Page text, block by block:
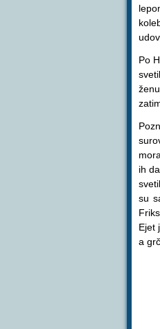
Po
ih
su
Ejet
a